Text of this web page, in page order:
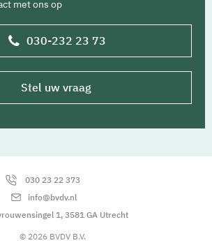
met ons op
030-232 23 73
Stel uw vraag
030 23 22 373
info@bvdv.nl
1, 3581 GA Utrecht
© 2026 BVDV B.V.